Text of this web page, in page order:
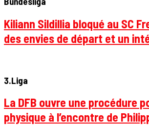
Kiliann Sildillia bloqué au SC
des envies de départ et un
3.Liga
La DFB ouvre une procédure
physique à l’encontre de